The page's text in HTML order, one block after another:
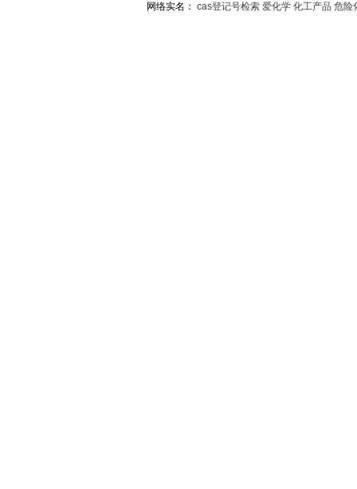
网络实名： cas登记号检索 爱化学 化工产品 危险